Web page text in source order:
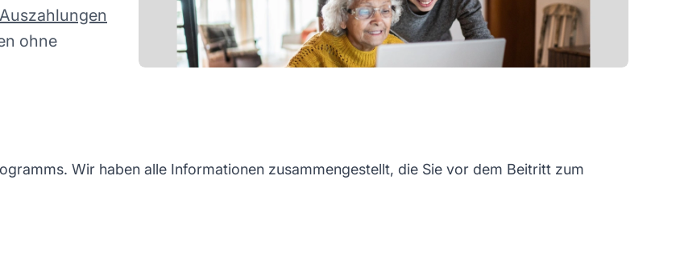
Auszahlungen
ohne
Wir haben alle Informationen zusammengestellt, die Sie vor dem Beitritt zum